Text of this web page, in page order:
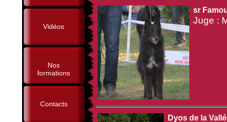
Vidéos
Nos
formations
Contacts
sr
Juge :
Dyos de la